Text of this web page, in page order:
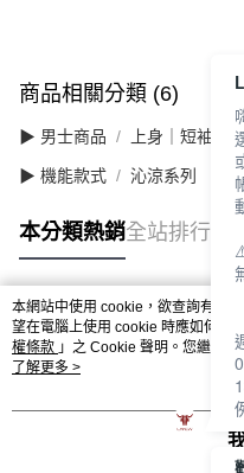
商品相關分類 (6)
▶ 男士商品 上身｜短袖
▶ 機能款式 沁涼系列
本分類熱銷全站排行
熱門標籤
本網站中使用 cookie，欲查詢有關
望在電腦上使用 cookie 時應如何變
權條款 」之 Cookie 聲明。您繼續
用條款之 Cookie 聲明使用 cookie。
了解更多 >